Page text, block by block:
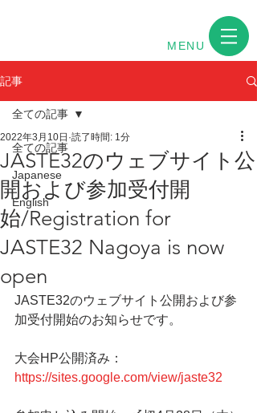
MENU
記事
全ての記事
Japanese
English
全ての記事
JASTE32のウェブサイト公
開および参加受付開
始/Registration for
JASTE32 Nagoya is now
open
2022年3月10日 読了時間: 1分
JASTE32のウェブサイト公開および参
加受付開始のお知らせです。
大会HP公開済み：
https://sites.google.com/view/jaste32